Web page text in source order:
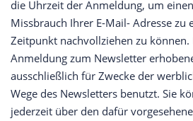
die Uhrzeit der Anmeldung, um
Missbrauch Ihrer E-Mail- Adresse zu
Zeitpunkt nachvollziehen zu
Anmeldung zum Newsletter
ausschließlich für Zwecke der
Wege des Newsletters benutzt. Sie
jederzeit über den dafür